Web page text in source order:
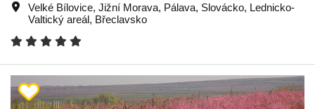
Velké Bílovice, Jižní Morava, Pálava, Slovácko, Lednicko-
Valtický areál, Břeclavsko